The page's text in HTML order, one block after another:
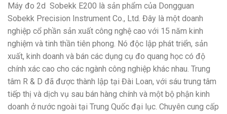
Máy đo 2d Sobekk E200 là sản phẩm của Dongguan
Sobekk Precision Instrument Co., Ltd. Đây là một doanh
nghiệp cổ phần sản xuất công nghệ cao với 15 năm kinh
nghiệm và tinh thần tiên phong. Nó độc lập phát triển, sản
xuất, kinh doanh và bán các dụng cụ đo quang học có độ
chính xác cao cho các ngành công nghiệp khác nhau. Trung
tâm R & D đã được thành lập tại Đài Loan, với sáu trung tâm
tiếp thị và dịch vụ sau bán hàng chính và một bộ phận kinh
doanh ở nước ngoài tại Trung Quốc đại lục. Chuyên cung cấp